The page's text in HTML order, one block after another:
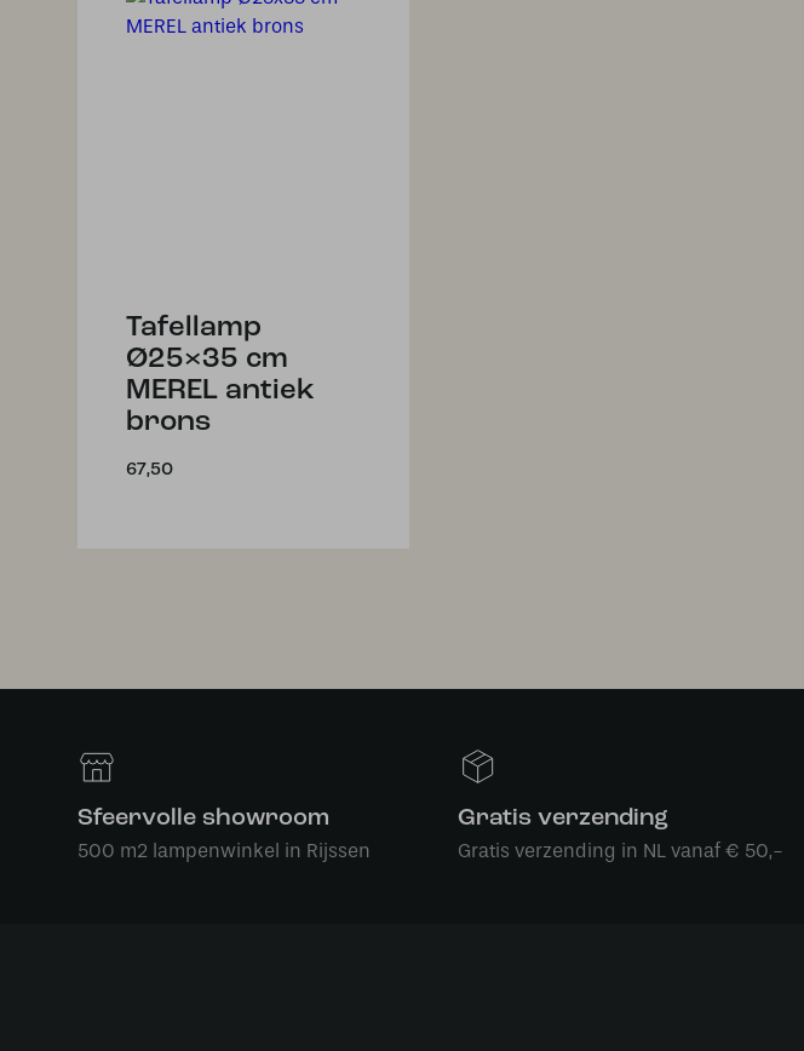
Tafellamp
Ø25×35 cm
MEREL antiek
brons
67,50
Sfeervolle showroom
500 m2 lampenwinkel in Rijssen
Gratis verzending
Gratis verzending in NL vanaf € 50,-